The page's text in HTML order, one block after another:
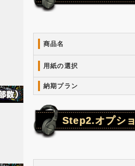
商品名
用紙の選択
納期プラン
Step2.オプシ